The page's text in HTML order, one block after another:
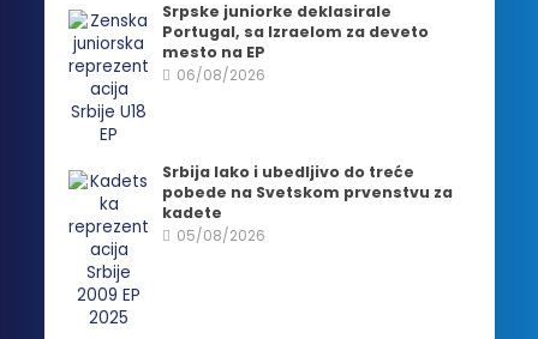
Srpske juniorke deklasirale
Portugal, sa Izraelom za deveto
mesto na EP
06/08/2026
Srbija lako i ubedljivo do treće
pobede na Svetskom prvenstvu za
kadete
05/08/2026